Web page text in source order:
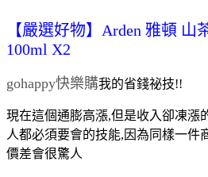
【嚴選好物】Arden 雅頓 山
100ml X2
gohappy快樂購我的省錢祕技!!
現在這個通膨高漲,但是收入卻凍漲
人都必須要會的技能,因為同樣一件
價差會很驚人